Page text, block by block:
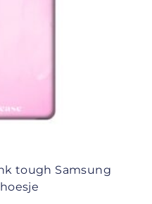
tough Samsung